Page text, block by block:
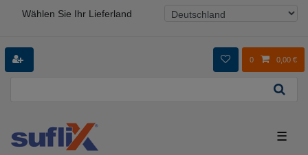
Wählen Sie Ihr Lieferland
0 0,00 €
☰